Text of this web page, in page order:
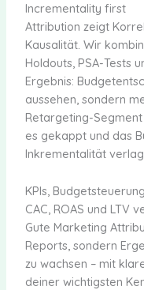
Incrementality first
Attribution zeigt
Kausalität. Wir
Holdouts, PSA-Tests
Ergebnis:
aussehen, sondern
Retargeting-
es gekappt und das
Inkrementalität
KPIs,
CAC, ROAS und LTV
Gute Marketing
Reports, sondern
zu wachsen – mit
deiner wichtigsten